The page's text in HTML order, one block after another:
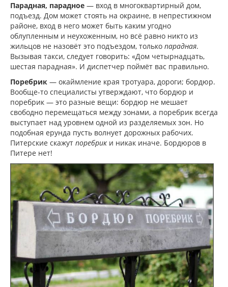
Парадная, парадное — вход в многоквартирный дом,
подъезд. Дом может стоять на окраине, в непрестижном
районе, вход в него может быть каким угодно
облупленным и неухоженным, но всё равно никто из
жильцов не назовёт это подъездом, только парадная.
Вызывая такси, следует говорить: «Дом четырнадцать,
шестая парадная». И диспетчер поймёт вас правильно.
Поребрик — окаймление края тротуара, дороги; бордюр.
Вообще-то специалисты утверждают, что бордюр и
поребрик — это разные вещи: бордюр не мешает
свободно перемещаться между зонами, а поребрик всегда
выступает над уровнем одной из разделяемых зон. Но
подобная ерунда пусть волнует дорожных рабочих.
Питерские скажут поребрик и никак иначе. Бордюров в
Питере нет!